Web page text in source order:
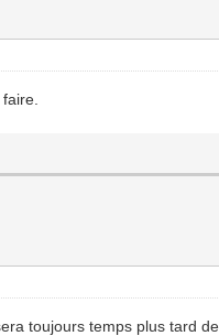
toujours temps plus tard